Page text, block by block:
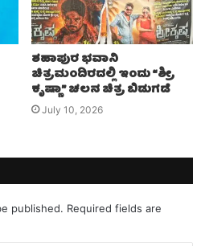
ಶಹಾಪುರ ಭವಾನಿ
ಚಿತ್ರಮಂದಿರದಲ್ಲಿ ಇಂದು “ಶ್ರೀ
ಕೃಷ್ಣಾ” ಚಲನ ಚಿತ್ರ ಬಿಡುಗಡೆ
July 10, 2026
published. Required fields are